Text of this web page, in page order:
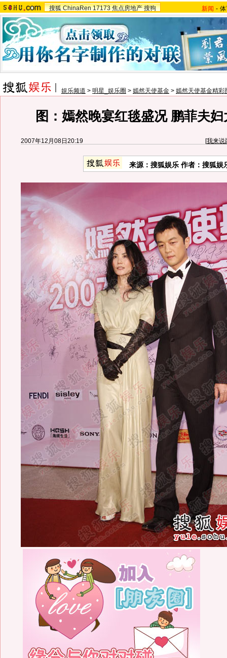
搜狐 ChinaRen 17173 焦点房地产 搜狗 新闻 -
娱乐频道 > 明星_娱乐圈 > 嫣然天使基金 > 嫣然天使基金精彩
图：嫣然晚宴红毯盛况 鹏菲夫
2007年12月08日20:19 [我来说
来源：搜狐娱乐 作者：搜狐娱